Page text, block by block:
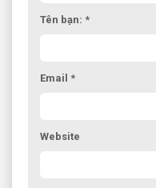
Tên bạn: *
Email *
Website